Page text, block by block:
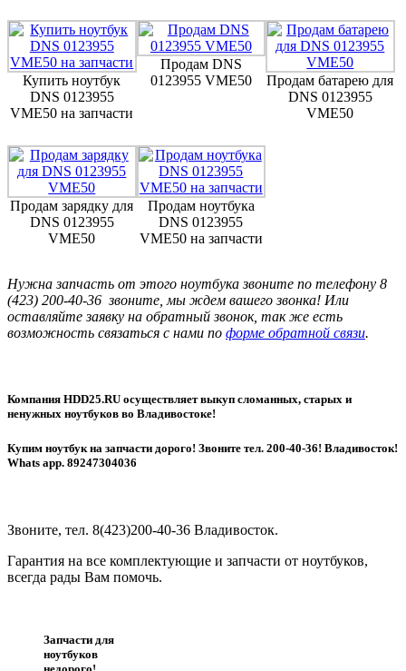
Купить ноутбук
DNS 0123955
VME50 на запчасти
Продам DNS
0123955 VME50
Продам батарею для
DNS 0123955
VME50
Продам зарядку для
DNS 0123955
VME50
Продам ноутбука
DNS 0123955
VME50 на запчасти
Нужна запчасть от этого ноутбука звоните по телефону 8
(423) 200-40-36 звоните, мы ждем вашего звонка! Или
оставляйте заявку на обратный звонок, так же есть
возможность связаться с нами по форме обратной связи.
Компания HDD25.RU осуществляет выкуп сломанных, старых и
ненужных ноутбуков во Владивостоке!
Купим ноутбук на запчасти дорого! Звоните тел. 200-40-36! Владивосток!
Whats app. 89247304036
Звоните, тел. 8(423)200-40-36 Владивосток.
Гарантия на все комплектующие и запчасти от ноутбуков,
всегда рады Вам помочь.
Запчасти для
ноутбуков